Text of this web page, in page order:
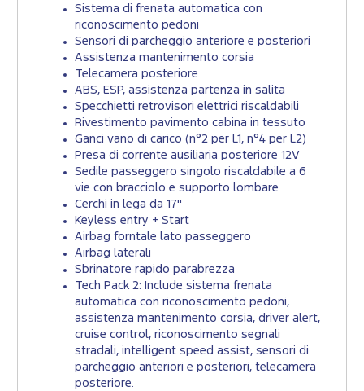
Sistema di frenata automatica con
riconoscimento pedoni
Sensori di parcheggio anteriore e posteriori
Assistenza mantenimento corsia
Telecamera posteriore
ABS, ESP, assistenza partenza in salita
Specchietti retrovisori elettrici riscaldabili
Rivestimento pavimento cabina in tessuto
Ganci vano di carico (n°2 per L1, n°4 per L2)
Presa di corrente ausiliaria posteriore 12V
Sedile passeggero singolo riscaldabile a 6
vie con bracciolo e supporto lombare
Cerchi in lega da 17"
Keyless entry + Start
Airbag forntale lato passeggero
Airbag laterali
Sbrinatore rapido parabrezza
Tech Pack 2: Include sistema frenata
automatica con riconoscimento pedoni,
assistenza mantenimento corsia, driver alert,
cruise control, riconoscimento segnali
stradali, intelligent speed assist, sensori di
parcheggio anteriori e posteriori, telecamera
posteriore.